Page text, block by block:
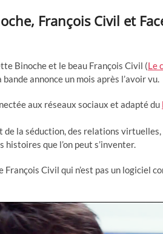
François Civil et
Binoche et le beau François Civil (Le
annonce un mois après l’avoir vu.
aux réseaux sociaux et adapté du
de la séduction, des relations
histoires que l’on peut s’inventer.
François Civil qui n’est pas un logiciel